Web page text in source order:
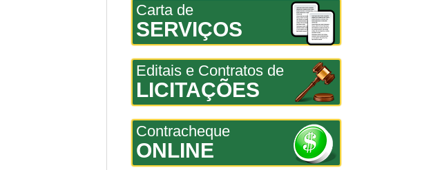
Carta de
SERVIÇOS
Editais e Contratos de
LICITAÇÕES
Contracheque
ONLINE